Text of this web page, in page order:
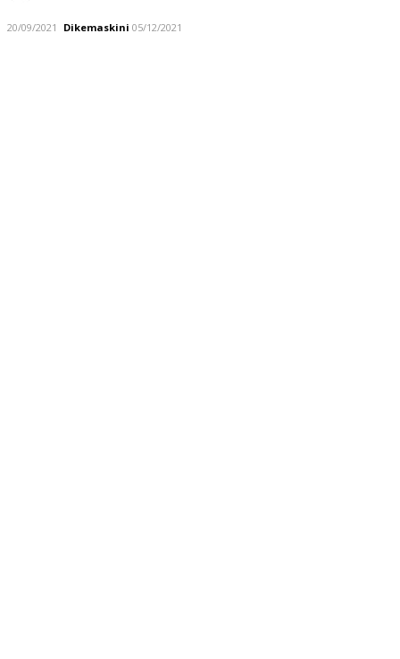
20/09/2021 Dikemaskini 05/12/2021